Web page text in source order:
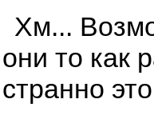
Хм...
они то как
странно